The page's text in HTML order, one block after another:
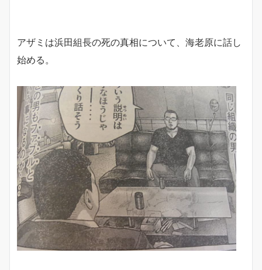
アザミは浜田組長の死の真相について、海老原に話し
始める。